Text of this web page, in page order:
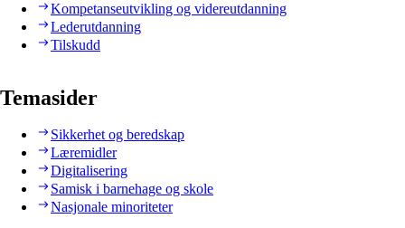
Kompetanseutvikling og videreutdanning
Lederutdanning
Tilskudd
Temasider
Sikkerhet og beredskap
Læremidler
Digitalisering
Samisk i barnehage og skole
Nasjonale minoriteter